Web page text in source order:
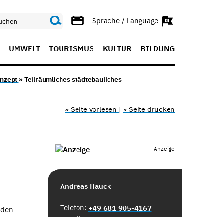
Sprache / Language
UMWELT TOURISMUS KULTUR BILDUNG
» Teilräumliches städtebauliches
» Seite vorlesen | » Seite drucken
Anzeige
Andreas Hauck
Telefon: +49 681 905-4167